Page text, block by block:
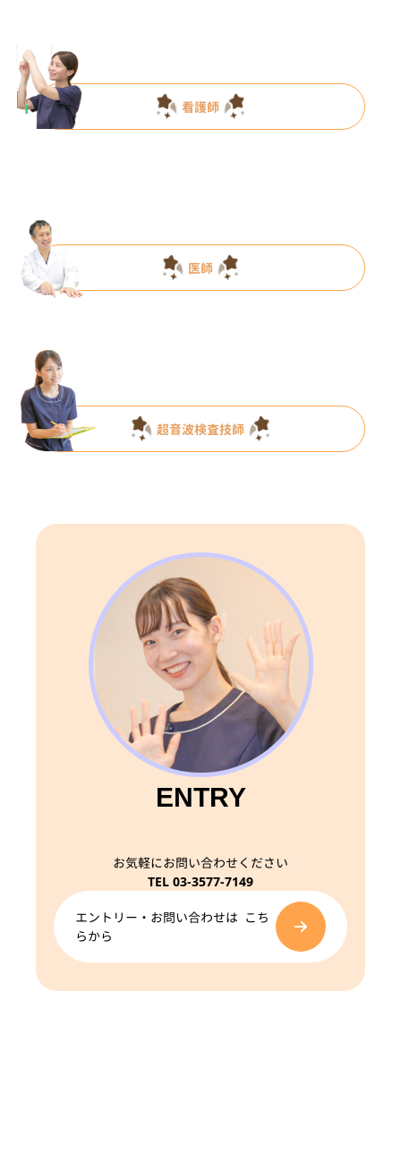
看護師
医師
超音波検査技師
ENTRY
お気軽にお問い合わせください
TEL 03-3577-7149
エントリー・お問い合わせは こち
らから